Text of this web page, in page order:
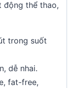
động thể thao,
trong suốt
dễ nhai.
fat-free,